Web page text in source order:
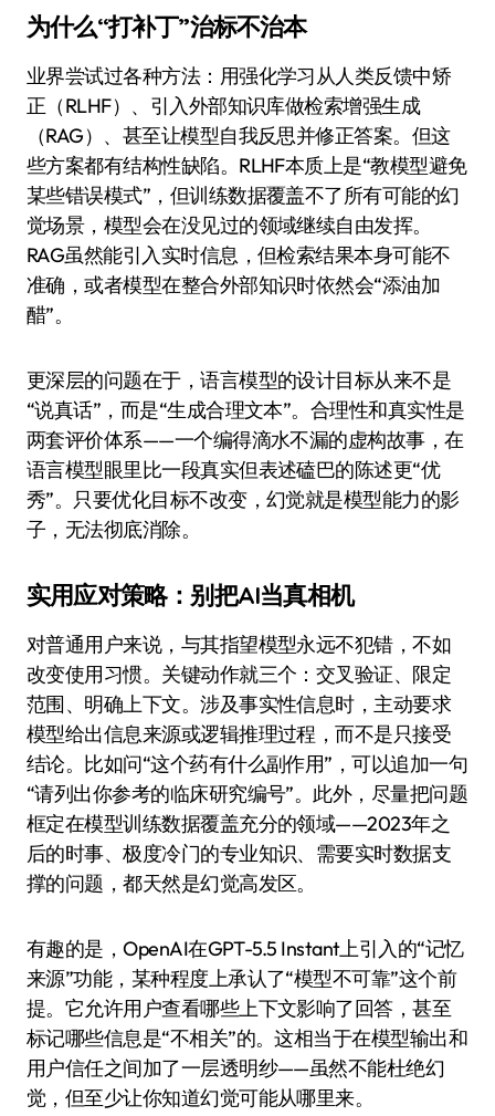
为什么“打补丁”治标不治本
业界尝试过各种方法：用强化学习从人类反馈中矫
正（RLHF）、引入外部知识库做检索增强生成
（RAG）、甚至让模型自我反思并修正答案。但这
些方案都有结构性缺陷。RLHF本质上是“教模型避免
某些错误模式”，但训练数据覆盖不了所有可能的幻
觉场景，模型会在没见过的领域继续自由发挥。
RAG虽然能引入实时信息，但检索结果本身可能不
准确，或者模型在整合外部知识时依然会“添油加
醋”。
更深层的问题在于，语言模型的设计目标从来不是
“说真话”，而是“生成合理文本”。合理性和真实性是
两套评价体系——一个编得滴水不漏的虚构故事，在
语言模型眼里比一段真实但表述磕巴的陈述更“优
秀”。只要优化目标不改变，幻觉就是模型能力的影
子，无法彻底消除。
实用应对策略：别把AI当真相机
对普通用户来说，与其指望模型永远不犯错，不如
改变使用习惯。关键动作就三个：交叉验证、限定
范围、明确上下文。涉及事实性信息时，主动要求
模型给出信息来源或逻辑推理过程，而不是只接受
结论。比如问“这个药有什么副作用”，可以追加一句
“请列出你参考的临床研究编号”。此外，尽量把问题
框定在模型训练数据覆盖充分的领域——2023年之
后的时事、极度冷门的专业知识、需要实时数据支
撑的问题，都天然是幻觉高发区。
有趣的是，OpenAI在GPT-5.5 Instant上引入的“记忆
来源”功能，某种程度上承认了“模型不可靠”这个前
提。它允许用户查看哪些上下文影响了回答，甚至
标记哪些信息是“不相关”的。这相当于在模型输出和
用户信任之间加了一层透明纱——虽然不能杜绝幻
觉，但至少让你知道幻觉可能从哪里来。